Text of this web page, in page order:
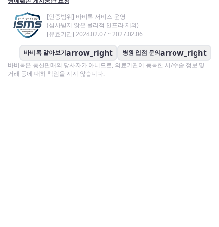
[인증범위] 바비톡 서비스 운영
(심사받지 않은 물리적 인프라 제외)
[유효기간] 2024.02.07 ~ 2027.02.06
바비톡 알아보기arrow_right 병원 입점 문의arrow_right
바비톡은 통신판매의 당사자가 아니므로, 의료기관이 등록한 시/수술 정보 및
거래 등에 대해 책임을 지지 않습니다.